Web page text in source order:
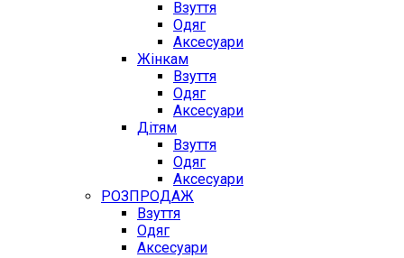
Взуття
Одяг
Аксесуари
Жінкам
Взуття
Одяг
Аксесуари
Дітям
Взуття
Одяг
Аксесуари
РОЗПРОДАЖ
Взуття
Одяг
Аксесуари